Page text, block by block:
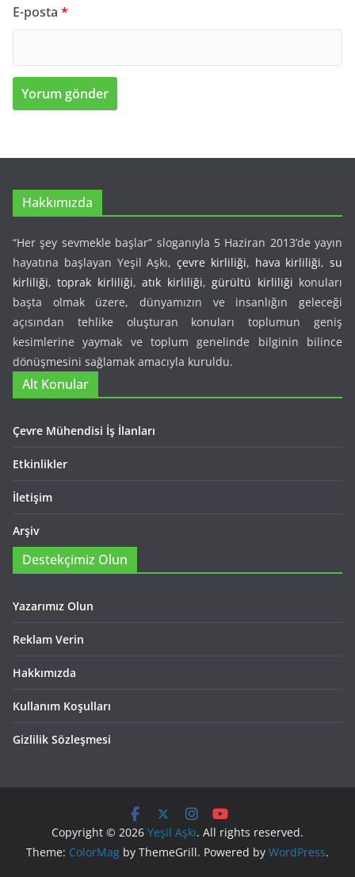
E-posta *
Hakkımızda
“Her şey sevmekle başlar” sloganıyla 5 Haziran 2013’de yayın
hayatına başlayan Yeşil Aşkı, çevre kirliliği, hava kirliliği, su
kirliliği,toprak kirliliği,atık kirliliği,gürültü kirliliği konuları
başta olmak üzere, dünyamızın ve insanlığın geleceği
açısından tehlike oluşturan konuları toplumun geniş
kesimlerine yaymak ve toplum genelinde bilginin bilince
dönüşmesini sağlamak amacıyla kuruldu.
Alt Konular
Çevre Mühendisi İş İlanları
Etkinlikler
İletişim
Arşiv
Destekçimiz Olun
Yazarımız Olun
Reklam Verin
Hakkımızda
Kullanım Koşulları
Gizlilik Sözleşmesi
Copyright © 2026 Yeşil Aşkı. All rights reserved.
Theme: ColorMag by ThemeGrill. Powered by WordPress.